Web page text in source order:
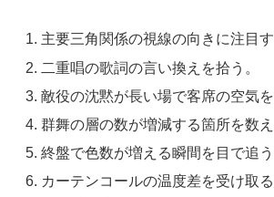
主要三角関係の視線の向きに注目す
二重唱の歌詞の言い換えを拾う。
敵役の沈黙が長い場で客席の空気を
群舞の層の数が増減する箇所を数え
終盤で色数が増える瞬間を目で追う
カーテンコールの温度差を受け取る